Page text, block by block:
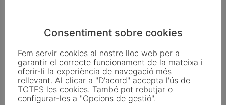
catalans per impulsar la regeneració
urbana
FER UN COMENTARI
Consentiment sobre cookies
Fem servir cookies al nostre lloc web per a
garantir el correcte funcionament de la mateixa i
oferir-li la experiència de navegació més
rellevant. Al clicar a "D'acord" accepta l'ús de
TOTES les cookies. També pot rebutjar o
configurar-les a "Opcions de gestió".